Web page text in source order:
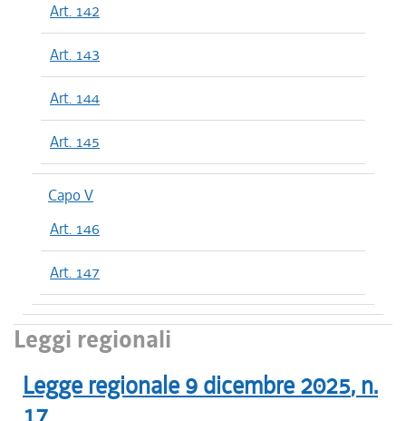
Art. 142
Art. 143
Art. 144
Art. 145
Capo V
Art. 146
Art. 147
Leggi regionali
Legge regionale 9 dicembre 2025, n.